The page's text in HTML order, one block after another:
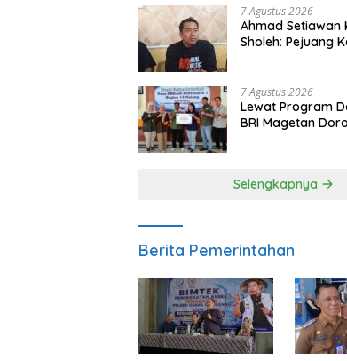
7 Agustus 2026
Ahmad Setiawan
Sholeh: Pejuang
7 Agustus 2026
Lewat Program
BRI Magetan
Selengkapnya
Berita Pemerintahan